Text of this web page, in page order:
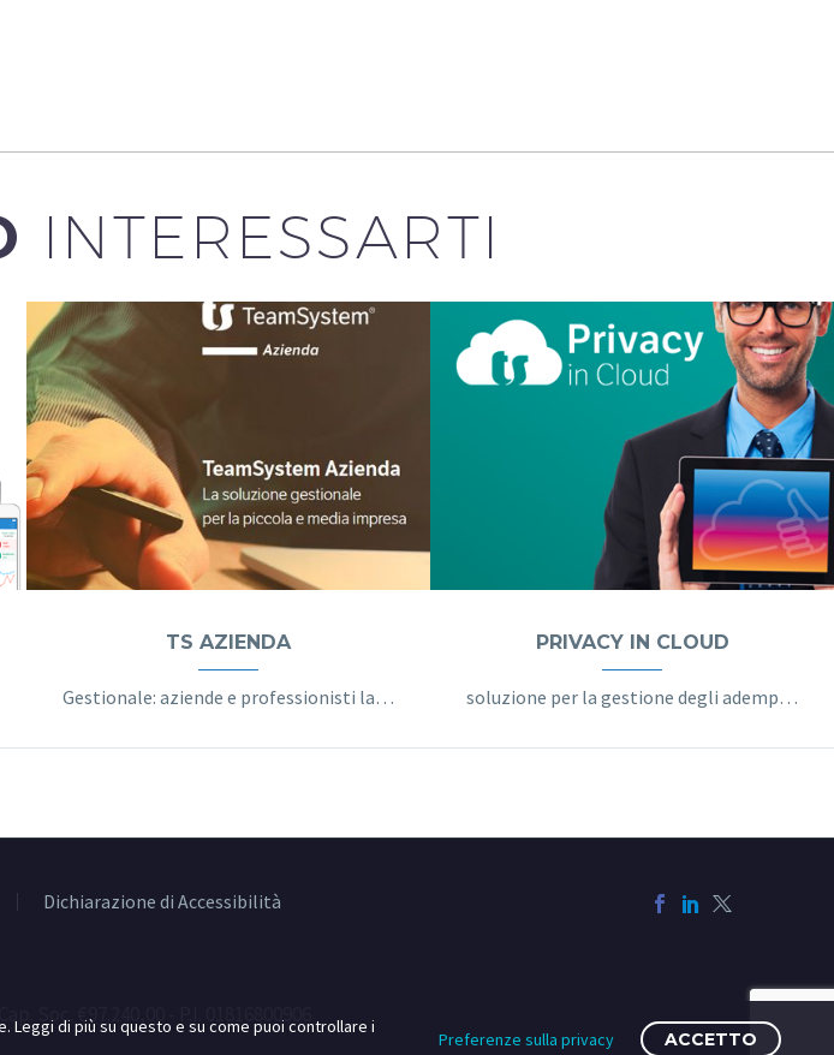
INTERESSARTI
TS AZIENDA
Gestionale: aziende e professionisti lavorano in modo perfettamente integrato
PRIVACY IN CLOUD
soluzione per la gestione degli adempimenti per la privacy e GDPR
Dichiarazione di Accessibilità
Soc. €97.240,00 - P.I. 01816800906
di più su questo e su come puoi controllare i
Preferenze sulla privacy ACCETTO